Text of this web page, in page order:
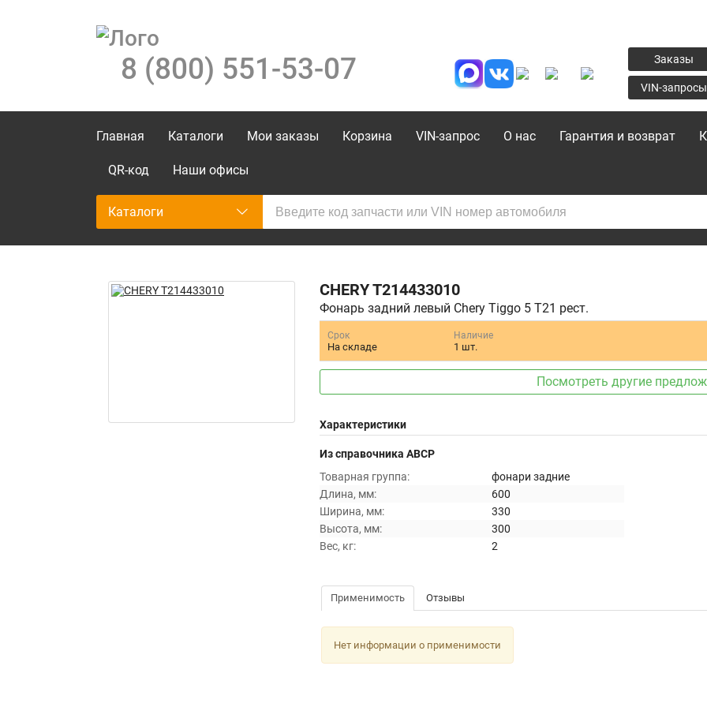
8 (800) 551-53-07 Заказы
VIN-запросы
Главная Каталоги Мои заказы Корзина VIN-запрос О нас Гарантия и возврат
QR-код Наши офисы
Каталоги
CHERYT214433010
Фонарь задний левый Chery Tiggo 5 T21 рест.
Срок
На складе
Наличие
1 шт.
Посмотреть другие
Характеристики
Из справочника ABCP
Товарная группа:
фонари задние
Длина, мм:
600
Ширина, мм:
330
Высота, мм:
300
Вес, кг:
2
Применимость Отзывы
Нет информации о применимости